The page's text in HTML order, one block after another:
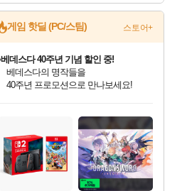
게임 핫딜 (PC/스팀) 스토어+
최대 90% 할인가를 만나보세요!
네이버혜택과 함께 만나보세요!
50%할인&추가 적립까지!
이니&베니 혜택까지!
네이버 혜택가와 함께 예약하세요!
할인&네이버혜택으로 만나보세요!
네이버페이 혜택과 만나보세요!
40주년 프로모션으로 만나보세요!
마블 투혼 파이팅 소울즈 예약 판매 중!
마블 히어로 총 출동&화려한 격투!
네이버 포인트 혜택까지!
할인가에 만나보세요!
일부 에디션 상시 할인!
혜택으로 예약 판매 중
편안하게 충전하세요